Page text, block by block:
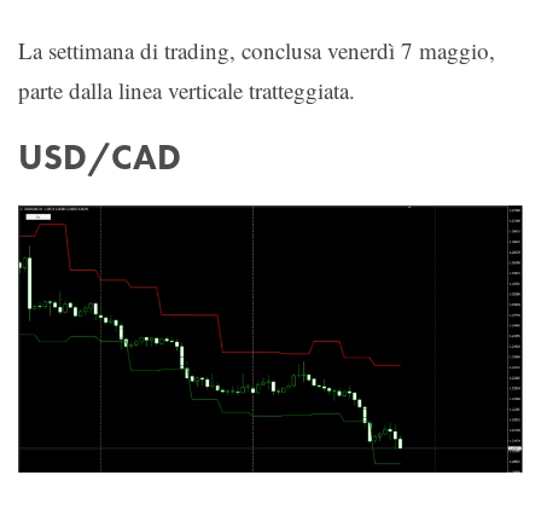
La settimana di trading, conclusa venerdì 7 maggio,
parte dalla linea verticale tratteggiata.
USD/CAD